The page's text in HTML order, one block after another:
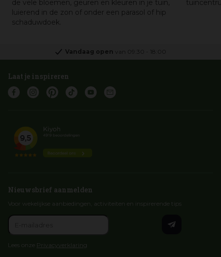
de vele bloemen, geuren en kleuren in je tuin,
luierend in de zon of onder een parasol of hip
schaduwdoek.
Vandaag open van 09:30 18:00
Laat je inspireren
Nieuwsbrief aanmelden
Voor wekelijkse aanbiedingen, activiteiten en inspirerende tips
Lees onze Privacyverklaring